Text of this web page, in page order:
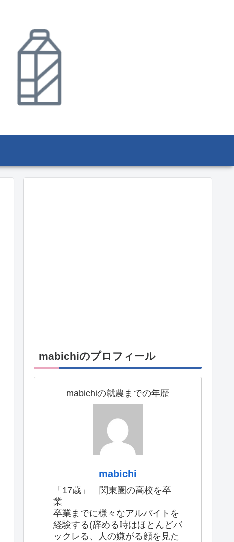
mabichiのプロフィール
mabichiの就農までの年歴
mabichi
「17歳」 関東圏の高校を卒
業
卒業までに様々なアルバイトを
経験する(辞める時はほとんどバ
ックレる、人の嫌がる顔を見た